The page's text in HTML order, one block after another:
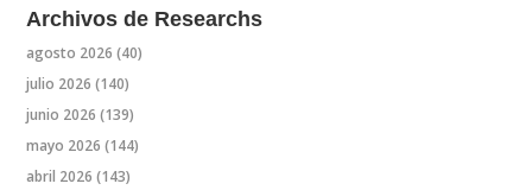
Archivos de Researchs
agosto 2026 (40)
julio 2026 (140)
junio 2026 (139)
mayo 2026 (144)
abril 2026 (143)